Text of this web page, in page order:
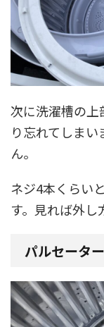
次に洗濯槽の上
り忘れてしま
ん。
ネジ4本くらい
す。見れば外し
パルセータ